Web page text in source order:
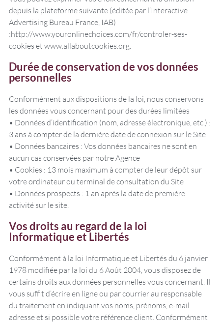
depuis la plateforme suivante (éditée par l’Interactive
Advertising Bureau France, IAB)
:http://www.youronlinechoices.com/fr/controler-ses-
cookies et www.allaboutcookies.org.
Durée de conservation de vos données
personnelles
Conformément aux dispositions de la loi, nous conservons
les données vous concernant pour des durées limitées
• Données d’identification (nom, adresse électronique, etc.) :
3 ans à compter de la dernière date de connexion sur le Site
• Données bancaires : Vos données bancaires ne sont en
aucun cas conservées par notre Agence
• Cookies : 13 mois maximum à compter de leur dépôt sur
votre ordinateur ou terminal de consultation du Site
• Données prospects : 1 an après la date de première
activité sur le site.
Vos droits au regard de la loi
Informatique et Libertés
Conformément à la loi Informatique et Libertés du 6 janvier
1978 modifiée par la loi du 6 Août 2004, vous disposez de
certains droits aux données personnelles vous concernant. Il
vous suffit d’écrire en ligne ou par courrier au responsable
du traitement en indiquant vos noms, prénoms, e-mail
adresse et si possible votre référence client. Conformément